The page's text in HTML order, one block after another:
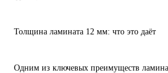
Толщина ламината 12 мм: что это даёт
Одним из ключевых преимуществ